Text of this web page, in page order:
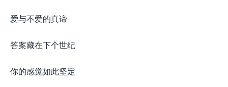
爱与不爱的真谛
答案藏在下个世纪
你的感觉如此坚定